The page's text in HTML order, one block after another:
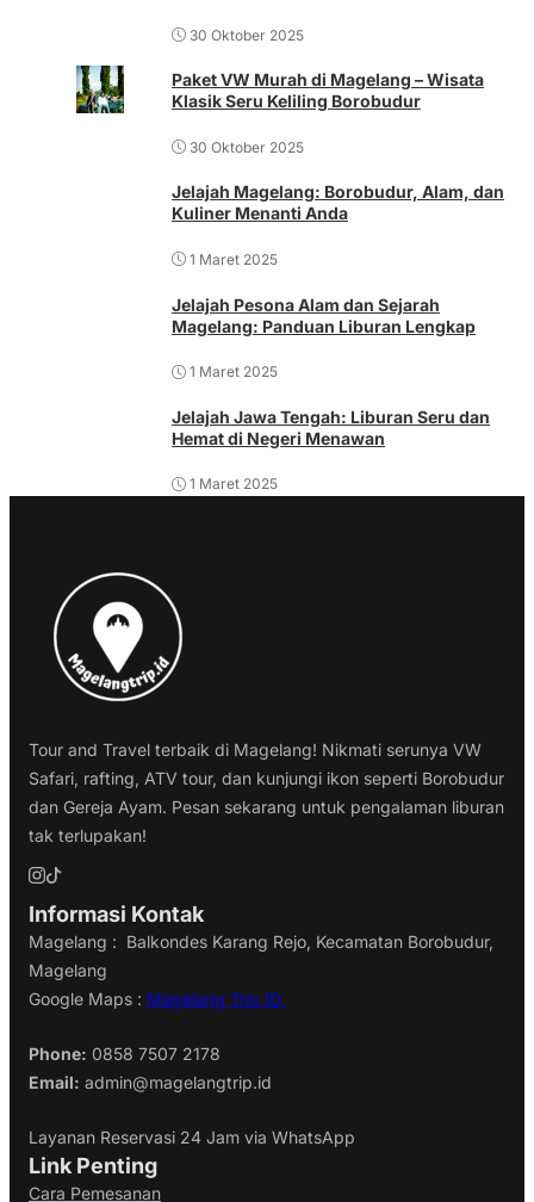
30 Oktober 2025
Paket VW Murah di Magelang – Wisata
Klasik Seru Keliling Borobudur
30 Oktober 2025
Jelajah Magelang: Borobudur, Alam, dan
Kuliner Menanti Anda
1 Maret 2025
Jelajah Pesona Alam dan Sejarah
Magelang: Panduan Liburan Lengkap
1 Maret 2025
Jelajah Jawa Tengah: Liburan Seru dan
Hemat di Negeri Menawan
1 Maret 2025
Tour and Travel terbaik di Magelang! Nikmati serunya VW
Safari, rafting, ATV tour, dan kunjungi ikon seperti Borobudur
dan Gereja Ayam. Pesan sekarang untuk pengalaman liburan
tak terlupakan!
Informasi Kontak
Magelang : Balkondes Karang Rejo, Kecamatan Borobudur,
Magelang
Google Maps : Magelang Trip ID
Phone: 0858 7507 2178
Email: admin@magelangtrip.id
Layanan Reservasi 24 Jam via WhatsApp
Link Penting
Cara Pemesanan